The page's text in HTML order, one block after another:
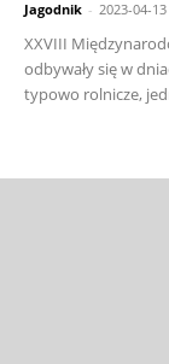
Jagodnik - 2023-04-13
XXVIII
odbywały się w
typowo rolnicze,